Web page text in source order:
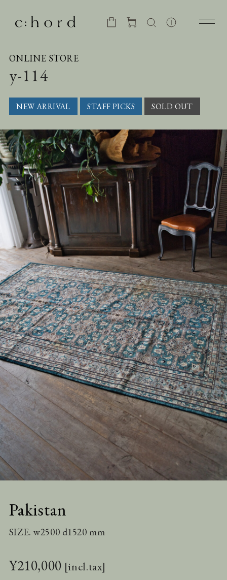
ONLINE STORE
y-114
Pakistan
SIZE. w2500 d1520 mm
¥210,000